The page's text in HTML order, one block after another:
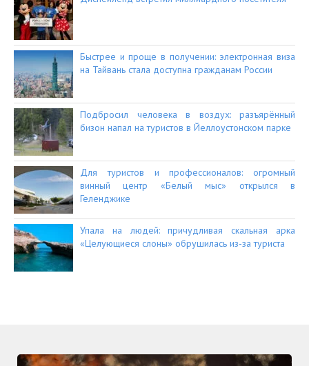
Быстрее и проще в получении: электронная виза
на Тайвань стала доступна гражданам России
Подбросил человека в воздух: разъярённый
бизон напал на туристов в Йеллоустонском парке
Для туристов и профессионалов: огромный
винный центр «Белый мыс» открылся в
Геленджике
Упала на людей: причудливая скальная арка
«Целующиеся слоны» обрушилась из-за туриста